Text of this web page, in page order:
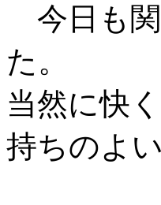
今日も関
た。
当然に快
持ちのよ